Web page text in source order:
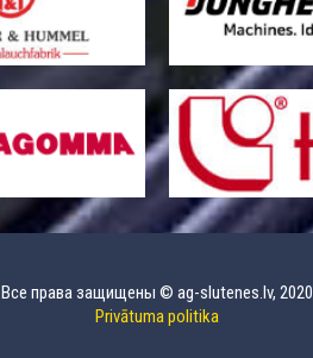
Все права защищены © ag-slutenes.lv, 2020
Privātuma politika